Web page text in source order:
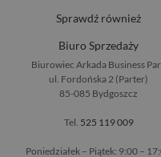
Sprawdź również
Biuro Sprzedaży
Biurowiec Arkada Business
ul. Fordońska 2 (Parter)
85-085 Bydgoszcz
Tel. 525 119 009
Poniedziałek – Piątek: 9:00 –